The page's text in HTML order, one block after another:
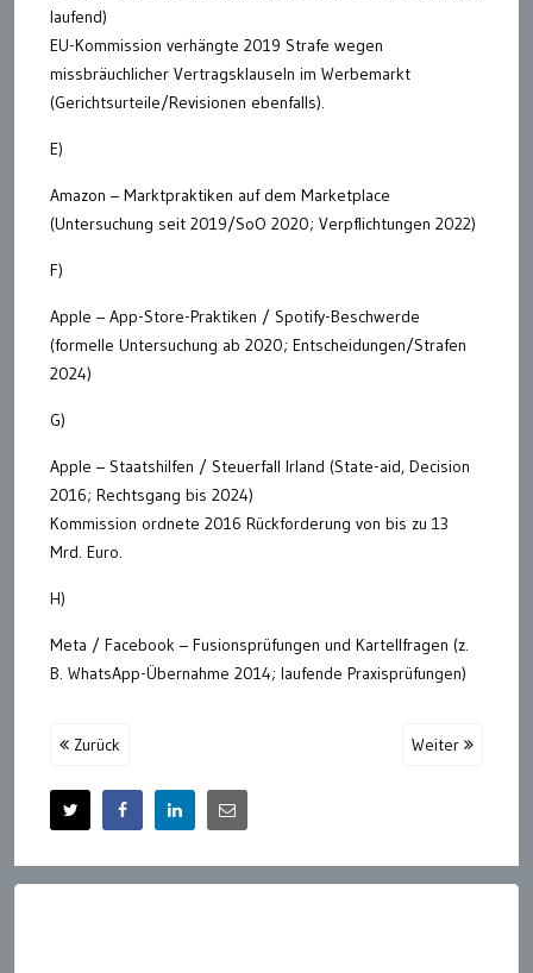
laufend)
EU-Kommission verhängte 2019 Strafe wegen
missbräuchlicher Vertragsklauseln im Werbemarkt
(Gerichtsurteile/Revisionen ebenfalls).
E)
Amazon – Marktpraktiken auf dem Marketplace
(Untersuchung seit 2019/SoO 2020; Verpflichtungen 2022)
F)
Apple – App-Store-Praktiken / Spotify-Beschwerde
(formelle Untersuchung ab 2020; Entscheidungen/Strafen
2024)
G)
Apple – Staatshilfen / Steuerfall Irland (State-aid, Decision
2016; Rechtsgang bis 2024)
Kommission ordnete 2016 Rückforderung von bis zu 13
Mrd. Euro.
H)
Meta / Facebook – Fusionsprüfungen und Kartellfragen (z.
B. WhatsApp-Übernahme 2014; laufende Praxisprüfungen)
Zurück Weiter